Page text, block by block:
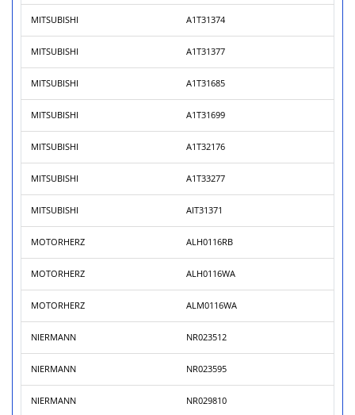
MITSUBISHI A1T31374
MITSUBISHI A1T31377
MITSUBISHI A1T31685
MITSUBISHI A1T31699
MITSUBISHI A1T32176
MITSUBISHI A1T33277
MITSUBISHI AIT31371
MOTORHERZ ALH0116RB
MOTORHERZ ALH0116WA
MOTORHERZ ALM0116WA
NIERMANN NR023512
NIERMANN NR023595
NIERMANN NR029810